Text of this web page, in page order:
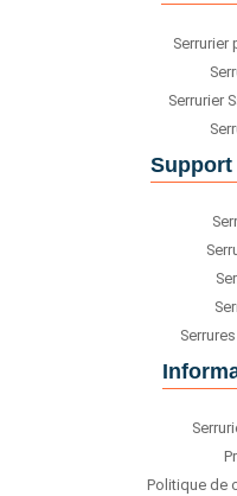
Serrurier
Serrurier
Support
Politique de